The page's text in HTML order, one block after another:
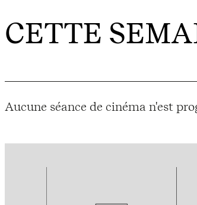
CETTE
Aucune séance de cinéma n'est